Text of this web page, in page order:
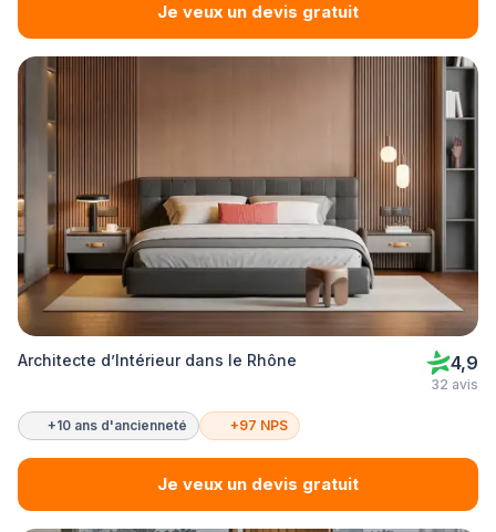
Je veux un devis gratuit
Architecte d’Intérieur dans le Rhône 4,9
32 avis
+10 ans d'ancienneté +97 NPS
Je veux un devis gratuit